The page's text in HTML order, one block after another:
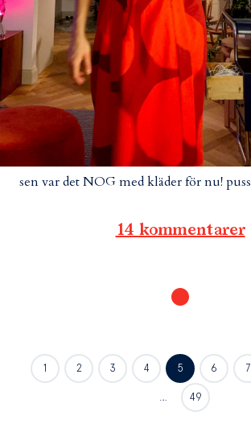
sen var det NOG med kläder för nu! puss
14 kommentarer
1 2 3 4 5 6 7
… 49